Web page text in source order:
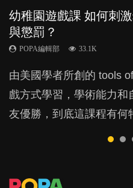
幼稚園遊戲課 如何刺
與懲罰？
POPA編輯部 33.1K
由美國學者所創的 tools
戲方式學習，學術能力和
友優勝，到底這課程有何
幼兒playgroup真係玩
月大前上堂不見效果
POPA編輯部 47.1K
現今小朋友的起跑線，愈
的統計數字，但粗略估算
期教育中心，但孩子是否
老公患產後憂鬱症對
POPA編輯部
鬱，影響日常生活，嚴重
朋友的念頭。但為何爸爸
覺？...
全職好？在職好？｜
力與價值
POPA編輯部 25.8K
許多媽媽心底可能都有一
是在職好。雖說每個家庭
因素，但原來全職和在職
凡事以BB為中心，就
的身心虛耗
POPA編輯部 31.5K
父母日夜無間、身心俱
教養？部份父母更會為了
少出席朋友聚會等等，你